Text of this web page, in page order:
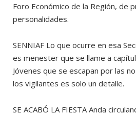
Foro Económico de la Región, de
personalidades.
SENNIAF Lo que ocurre en esa
es menester que se llame a
Jóvenes que se escapan por las
los vigilantes es solo un detalle.
SE ACABÓ LA FIESTA Anda